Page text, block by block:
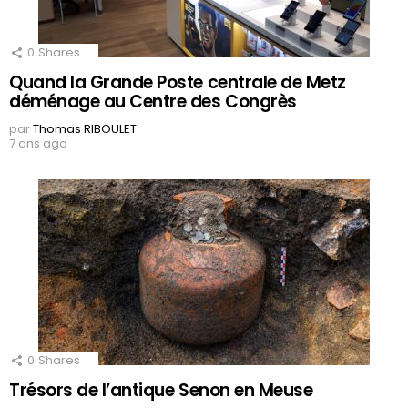
0 Shares
Quand la Grande Poste centrale de Metz
déménage au Centre des Congrès
parThomas RIBOULET
7 ans ago
0 Shares
Trésors de l’antique Senon en Meuse